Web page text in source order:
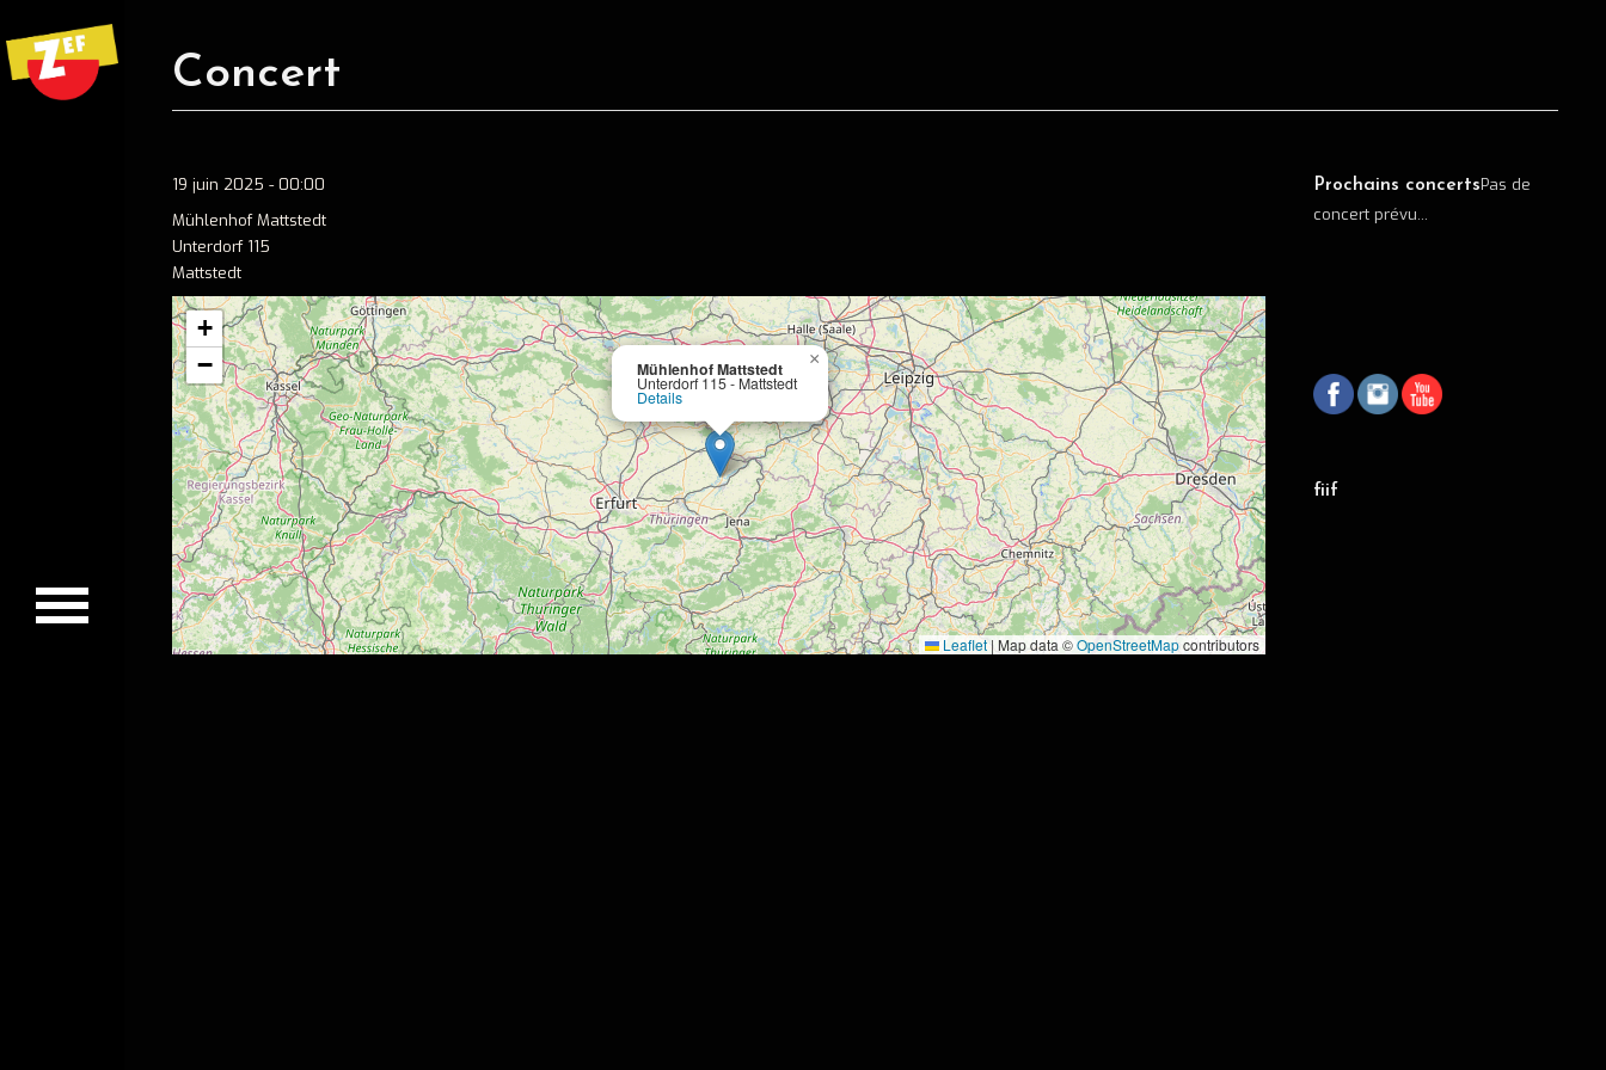
Ecouter
Spotify
Apple music
Concerts
Concerts passés
Vidéos
Concert
19 juin 2025 - 00:00
Mühlenhof Mattstedt
Unterdorf 115
Mattstedt
Mühlenhof Mattstedt
Unterdorf 115 - Mattstedt
Details
×
+
−
Leaflet | Map data ©OpenStreetMapcontributors
Prochains concertsPas de
concert prévu...
fiif